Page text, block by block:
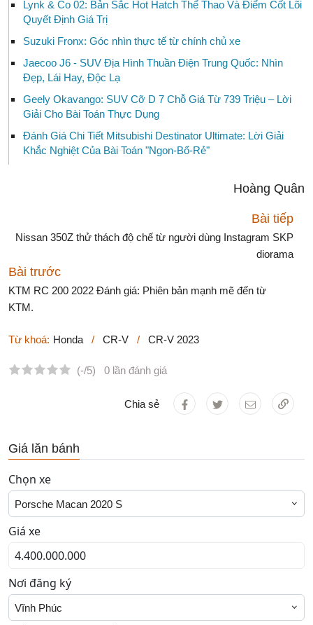
Lynk & Co 02: Bản Sắc Hot Hatch Thể Thao Và Điểm Cốt Lõi
Quyết Định Giá Trị
Suzuki Fronx: Góc nhìn thực tế từ chính chủ xe
Jaecoo J6 - SUV Địa Hình Thuần Điện Trung Quốc: Nhìn
Đẹp, Lái Hay, Độc Lạ
Geely Okavango: SUV Cỡ D 7 Chỗ Giá Từ 739 Triệu – Lời
Giải Cho Bài Toán Thực Dụng
Đánh Giá Chi Tiết Mitsubishi Destinator Ultimate: Lời Giải
Khắc Nghiệt Của Bài Toán "Ngon-Bổ-Rẻ"
Hoàng Quân
Bài tiếp
Nissan 350Z thử thách độ chế từ người dùng Instagram SKP
diorama
Bài trước
KTM RC 200 2022 Đánh giá: Phiên bản mạnh mẽ đến từ
KTM.
Từ khoá: Honda / CR-V / CR-V 2023
(-/5) 0 lần đánh giá
Chia sẻ
Giá lăn bánh
Chọn xe
Porsche Macan 2020 S
Giá xe
Nơi đăng ký
Vĩnh Phúc